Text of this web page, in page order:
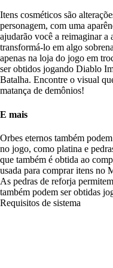
Itens cosméticos são
personagem, com uma
ajudarão você a reimaginar a
transformá-lo em algo
apenas na loja do jogo em
ser obtidos jogando Diablo
Batalha. Encontre o visual
matança de demônios!
E mais
Orbes eternos também
no jogo, como platina e
que também é obtida ao
usada para comprar itens no
As pedras de reforja
também podem ser obtidas
Requisitos de sistema